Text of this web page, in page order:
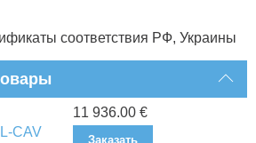
соответствия РФ, Украины
CAV
11 936.00 €
Заказать